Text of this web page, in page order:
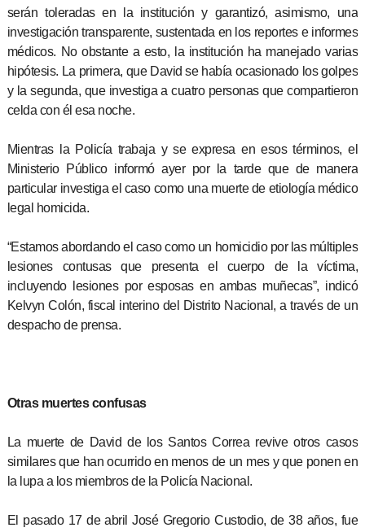
serán toleradas en la institución y garantizó, asimismo, una
investigación transparente, sustentada en los reportes e informes
médicos. No obstante a esto, la institución ha manejado varias
hipótesis. La primera, que David se había ocasionado los golpes
y la segunda, que investiga a cuatro personas que compartieron
celda con él esa noche.
Mientras la Policía trabaja y se expresa en esos términos, el
Ministerio Público informó ayer por la tarde que de manera
particular investiga el caso como una muerte de etiología médico
legal homicida.
“Estamos abordando el caso como un homicidio por las múltiples
lesiones contusas que presenta el cuerpo de la víctima,
incluyendo lesiones por esposas en ambas muñecas”, indicó
Kelvyn Colón, fiscal interino del Distrito Nacional, a través de un
despacho de prensa.
Otras muertes confusas
La muerte de David de los Santos Correa revive otros casos
similares que han ocurrido en menos de un mes y que ponen en
la lupa a los miembros de la Policía Nacional.
El pasado 17 de abril José Gregorio Custodio, de 38 años, fue